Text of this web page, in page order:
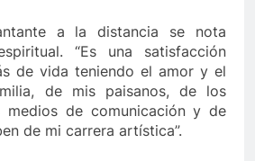
a la distancia se nota
“Es una satisfacción
de vida teniendo el amor y el
de mis paisanos, de los
medios de comunicación y de
de mi carrera artística”.